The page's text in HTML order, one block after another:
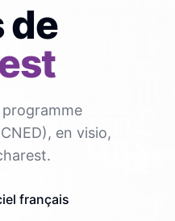
de
programme
en visio,
français